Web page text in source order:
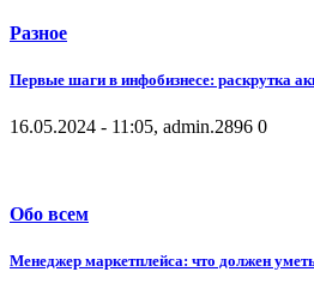
Разное
Первые шаги в инфобизнесе: раскрутка
16.05.2024 - 11:05, admin.2896 0
Обо всем
Менеджер маркетплейса: что должен